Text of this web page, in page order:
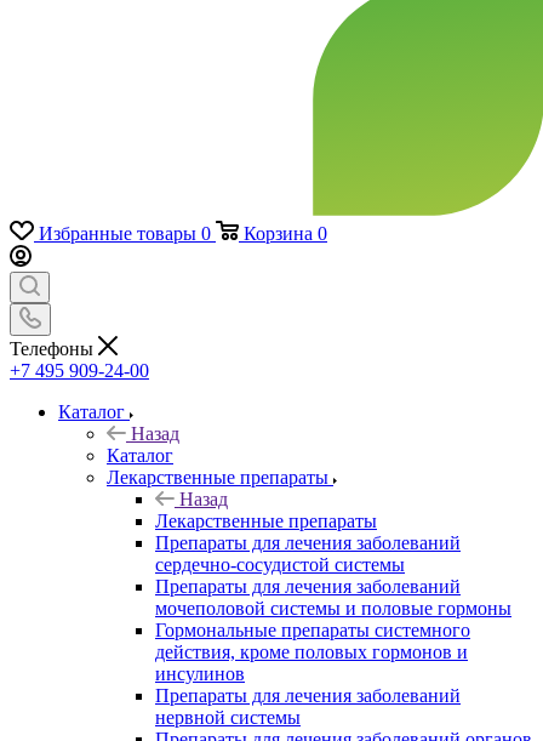
Избранные товары 0 Корзина 0
Телефоны
+7 495 909-24-00
Каталог
Назад
Каталог
Лекарственные препараты
Назад
Лекарственные препараты
Препараты для лечения заболеваний
сердечно-сосудистой системы
Препараты для лечения заболеваний
мочеполовой системы и половые гормоны
Гормональные препараты системного
действия, кроме половых гормонов и
инсулинов
Препараты для лечения заболеваний
нервной системы